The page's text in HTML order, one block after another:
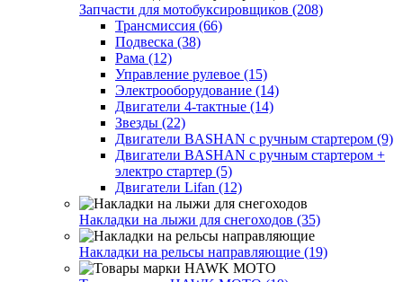
Запчасти для мотобуксировщиков (208)
Трансмиссия (66)
Подвеска (38)
Рама (12)
Управление рулевое (15)
Электрооборудование (14)
Двигатели 4-тактные (14)
Звезды (22)
Двигатели BASHAN с ручным стартером (9)
Двигатели BASHAN с ручным стартером +
электро стартер (5)
Двигатели Lifan (12)
Накладки на лыжи для снегоходов (35)
Накладки на рельсы направляющие (19)